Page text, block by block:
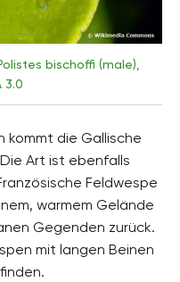
bischoffi (male),
3.0
kommt die Gallische
Art ist ebenfalls
Feldwespe
warmem Gelände
Gegenden zurück.
mit langen Beinen